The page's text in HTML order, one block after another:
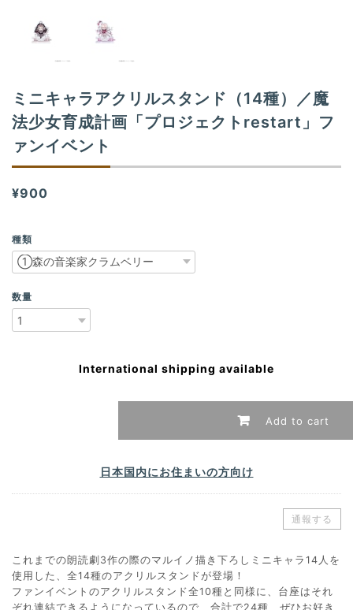
ミニキャラアクリルスタンド（14種）／魔
法少女育成計画「プロジェクトrestart」フ
ァンイベント
¥900
種類
数量
International shipping available
Add to cart
日本国内にお住まいの方向け
通報する
これまでの朗読劇3作の際のマルイノ描き下ろしミニキャラ14人を
使用した、全14種のアクリルスタンドが登場！
ファンイベントのアクリルスタンド全10種と同様に、台座はそれ
ぞれ連結できるようになっているので、合計で24種、ぜひお好き